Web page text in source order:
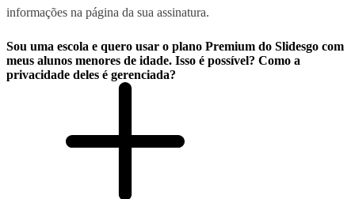
informações na página da sua assinatura.
Sou uma escola e quero usar o plano Premium do Slidesgo com
meus alunos menores de idade. Isso é possível? Como a
privacidade deles é gerenciada?